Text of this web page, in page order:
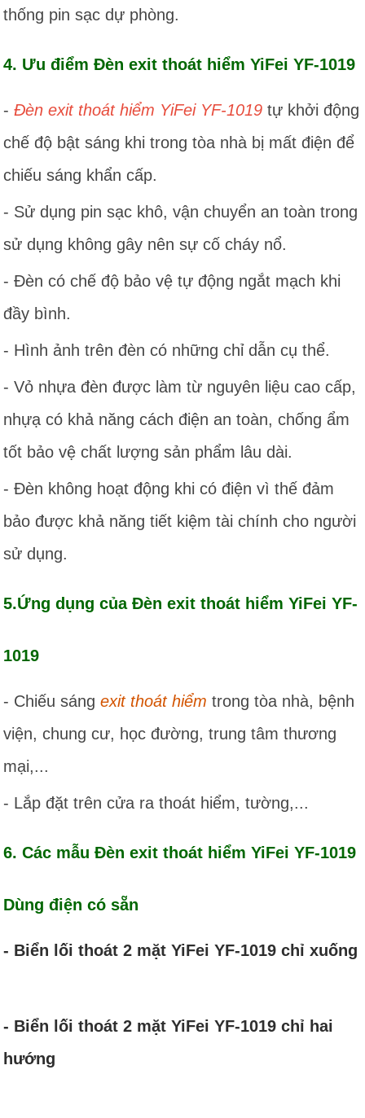
thống pin sạc dự phòng.
4. Ưu điểm Đèn exit thoát hiểm YiFei YF-1019
-Đèn exit thoát hiểm YiFei YF-1019 tự khởi động
chế độ bật sáng khi trong tòa nhà bị mất điện để
chiếu sáng khẩn cấp.
- Sử dụng pin sạc khô, vận chuyển an toàn trong
sử dụng không gây nên sự cố cháy nổ.
- Đèn có chế độ bảo vệ tự động ngắt mạch khi
đầy bình.
- Hình ảnh trên đèn có những chỉ dẫn cụ thể.
- Vỏ nhựa đèn được làm từ nguyên liệu cao cấp,
nhựạ có khả năng cách điện an toàn, chống ẩm
tốt bảo vệ chất lượng sản phẩm lâu dài.
- Đèn không hoạt động khi có điện vì thế đảm
bảo được khả năng tiết kiệm tài chính cho người
sử dụng.
5.Ứng dụng của Đèn exit thoát hiểm YiFei YF-
1019
- Chiếu sángexit thoát hiểm trong tòa nhà, bệnh
viện, chung cư, học đường, trung tâm thương
mại,...
- Lắp đặt trên cửa ra thoát hiểm, tường,...
6. Các mẫu Đèn exit thoát hiểm YiFei YF-1019
Dùng điện có sẵn
- Biển lối thoát 2 mặt YiFei YF-1019 chỉ xuống
- Biển lối thoát 2 mặt YiFei YF-1019 chỉ hai
hướng